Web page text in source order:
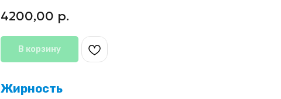
4200,00 р.
В корзину
Жирность